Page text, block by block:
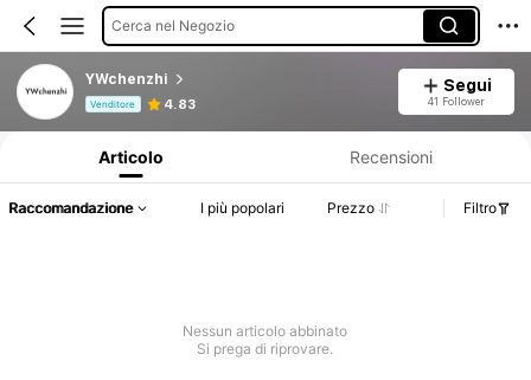
Cerca nel Negozio
YWchenzhi
Venditore 4.83
Segui
41 Follower
Articolo Recensioni
Raccomandazione I più popolari Prezzo Filtro
Nessun articolo abbinato
Si prega di riprovare.